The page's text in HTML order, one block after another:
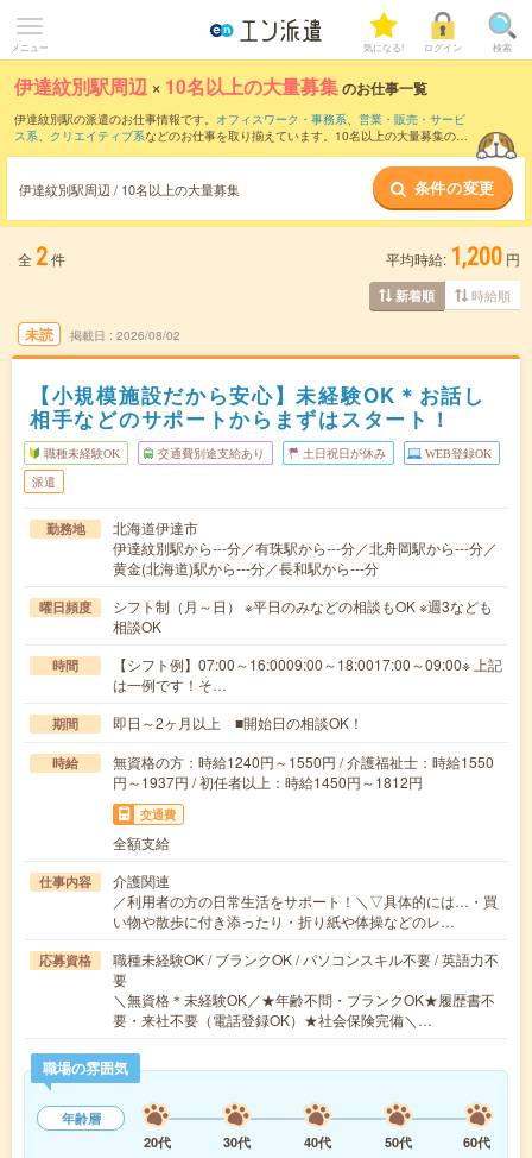
メニュー 気になる! ログイン 検索
伊達紋別駅周辺 × 10名以上の大量募集のお仕事一覧
伊達紋別駅の派遣のお仕事情報です。 オフィスワーク・事務系、 営業・販売・サービ
ス系、 クリエイティブ系などのお仕事を取り揃えています。10名以上の大量募集の条
伊達紋別駅周辺 / 10名以上の大量募集 条件の変更
全 2件 平均時給: 1,200 円
新着順 時給順
未読 掲載日 2026/08/02
【小規模施設だから安心】未経験OK＊お話し
相手などのサポートからまずはスタート！
職種未経験OK 交通費別途支給あり 土日祝日が休み WEB登録OK
派遣
勤務地
北海道伊達市
伊達紋別駅から---分／有珠駅から---分／北舟岡駅から---分／
黄金(北海道)駅から---分／長和駅から---分
曜日頻度
シフト制（月～日） ※平日のみなどの相談もOK ※週3なども
相談OK
時間
【シフト例】07:00～16:0009:00～18:0017:00～09:00※ 上記
は一例です！そ…
期間 即日～2ヶ月以上 ■開始日の相談OK！
時給
無資格の方：時給1240円～1550円 / 介護福祉士：時給1550
円～1937円 / 初任者以上：時給1450円～1812円
交通費
全額支給
仕事内容
介護関連
／利用者の方の日常生活をサポート！＼▽具体的には…・買
い物や散歩に付き添ったり・折り紙や体操などのレ…
応募資格
職種未経験OK / ブランクOK / パソコンスキル不要 / 英語力不
要
＼無資格＊未経験OK／★年齢不問・ブランクOK★履歴書不
要・来社不要（電話登録OK）★社会保険完備＼…
職場の雰囲気
年齢層
20代
30代 40代 50代
60代